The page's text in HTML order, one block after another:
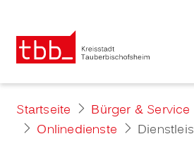
Startseite Bürger & Service
Onlinedienste